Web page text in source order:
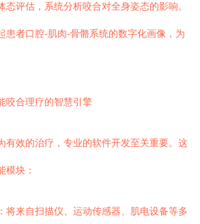
态评估，系统分析咬合对全身姿态的影响。
患者口腔-肌肉-骨骼系统的数字化画像，为
咬合理疗的智慧引擎
有效的治疗，专业的软件开发至关重要。这
模块：
：将来自扫描仪、运动传感器、肌电设备等多